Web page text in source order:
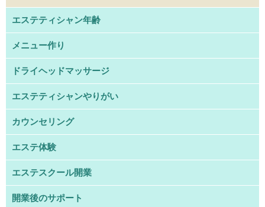
エステティシャン年齢
メニュー作り
ドライヘッドマッサージ
エステティシャンやりがい
カウンセリング
エステ体験
エステスクール開業
開業後のサポート